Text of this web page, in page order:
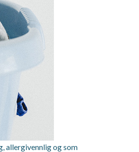
allergivennlig og som